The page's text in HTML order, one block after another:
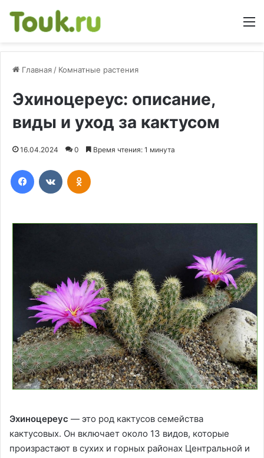
Главная / Комнатные растения
Эхиноцереус: описание,
виды и уход за кактусом
16.04.2024 0 Время чтения: 1 минута
Эхиноцереус — это род кактусов семейства
кактусовых. Он включает около 13 видов, которые
произрастают в сухих и горных районах Центральной и